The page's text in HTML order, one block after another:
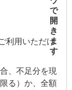
利用いただけ
、不足分を現
る）か、全額